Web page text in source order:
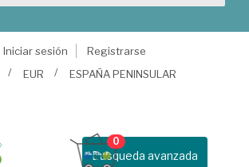
Iniciar sesión
Registrarse
EUR ESPAÑA PENINSULAR
Busqueda avanzada
0